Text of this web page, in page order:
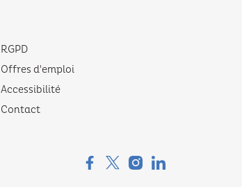
RGPD
Offres d'emploi
Accessibilité
Contact